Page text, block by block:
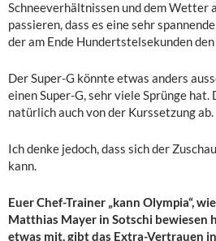
Schneeverhältnissen und dem Wetter
passieren, dass es eine sehr
der am Ende Hundertstelsekunden
Der Super-G könnte etwas anders
einen Super-G, sehr viele Sprünge hat.
natürlich auch von der Kurssetzung ab.
Ich denke jedoch, dass sich der
kann.
Euer Chef-Trainer „kann Olympia“,
Matthias Mayer in Sotschi bewiesen
etwas mit, gibt das Extra-Vertrauen